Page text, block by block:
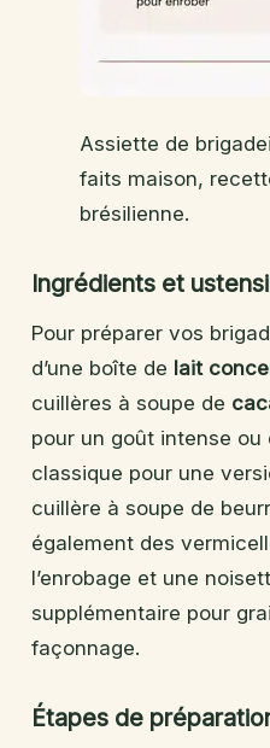
Assiette de
faits maison,
brésilienne.
Ingrédients et
Pour préparer vos
d’une boîte de lait
cuillères à soupe de
pour un goût intense
classique pour une
cuillère à soupe de
également des
l’enrobage et une
supplémentaire pour
façonnage.
Étapes de